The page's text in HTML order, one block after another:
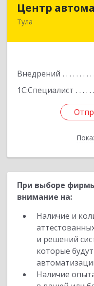
Центр
Тула
Внедрений
1С:Специалист
300026, Тульская
При выборе
внимание на:
Наличие и
и решений
которые
Наличие